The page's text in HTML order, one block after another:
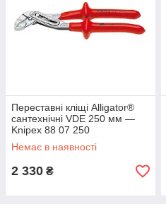
Переставні кліщі Alligator®
сантехнічні VDE 250 мм —
Knipex 88 07 250
Немає в наявності
2 330 ₴